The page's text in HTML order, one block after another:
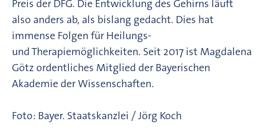
Preis der DFG. Die Entwicklung des Gehirns läuft
also anders ab, als bislang gedacht. Dies hat
immense Folgen für Heilungs-
und Therapiemöglichkeiten. Seit 2017 ist Magdalena
Götz ordentliches Mitglied der Bayerischen
Akademie der Wissenschaften.
Foto: Bayer. Staatskanzlei / Jörg Koch